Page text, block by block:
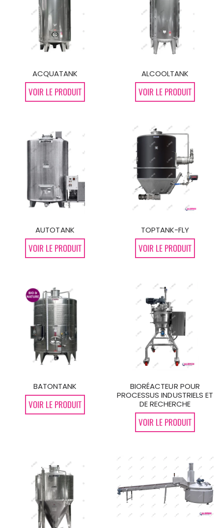
ACQUATANK
VOIR LE PRODUIT
ALCOOLTANK
VOIR LE PRODUIT
AUTOTANK
VOIR LE PRODUIT
TOPTANK-FLY
VOIR LE PRODUIT
BATONTANK
VOIR LE PRODUIT
BIORÉACTEUR POUR
PROCESSUS INDUSTRIELS ET
DE RECHERCHE
VOIR LE PRODUIT